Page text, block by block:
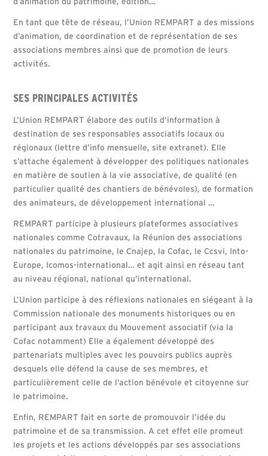
En tant que tête de réseau, l’Union REMPART a des missions
d’animation, de coordination et de représentation de ses
associations membres ainsi que de promotion de leurs
activités.
SES PRINCIPALES ACTIVITÉS
L’Union REMPART élabore des outils d’information à
destination de ses responsables associatifs locaux ou
régionaux (lettre d’info mensuelle, site extranet). Elle
s’attache également à développer des politiques nationales
en matière de soutien à la vie associative, de qualité (en
particulier qualité des chantiers de bénévoles), de formation
des animateurs, de développement international …
REMPART participe à plusieurs plateformes associatives
nationales comme Cotravaux, la Réunion des associations
nationales du patrimoine, le Cnajep, la Cofac, le Ccsvi, Into-
Europe, Icomos-international… et agit ainsi en réseau tant
au niveau régional, national qu’international.
L’Union participe à des réflexions nationales en siégeant à la
Commission nationale des monuments historiques ou en
participant aux travaux du Mouvement associatif (via la
Cofac notamment) Elle a également développé des
partenariats multiples avec les pouvoirs publics auprès
desquels elle défend la cause de ses membres, et
particulièrement celle de l’action bénévole et citoyenne sur
le patrimoine.
Enfin, REMPART fait en sorte de promouvoir l’idée du
patrimoine et de sa transmission. A cet effet elle promeut
les projets et les actions développés par ses associations